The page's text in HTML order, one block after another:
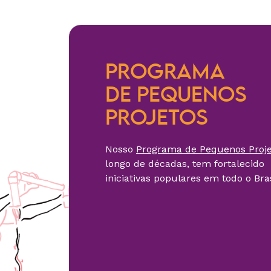
PROGRAMA
DE PEQUENOS
PROJETOS
Nosso Programa de Pequenos
longo de décadas, tem fortalecido
iniciativas populares em todo o